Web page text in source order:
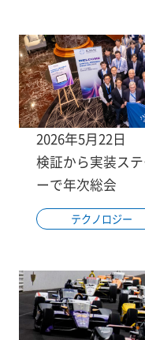
2026年5月22日
検証から実装ス
ーで年次総会
テクノロジー